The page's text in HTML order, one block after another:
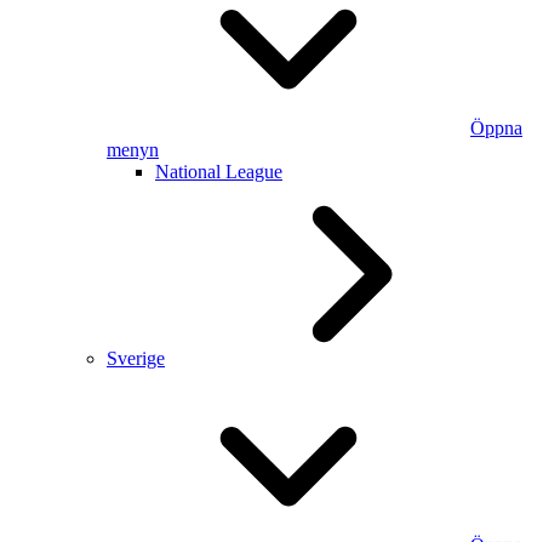
Öppna
menyn
National League
Sverige